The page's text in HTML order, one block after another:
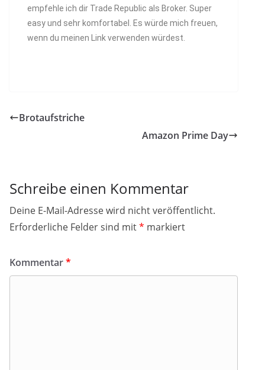
empfehle ich dir Trade Republic als Broker. Super
easy und sehr komfortabel. Es würde mich freuen,
wenn du meinen Link verwenden würdest.
Brotaufstriche
Amazon Prime Day
Schreibe einen Kommentar
Deine E-Mail-Adresse wird nicht veröffentlicht.
Erforderliche Felder sind mit* markiert
Kommentar*